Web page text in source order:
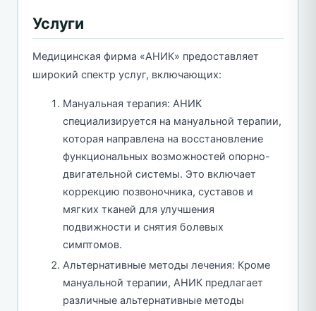
Услуги
Медицинская фирма «АНИК» предоставляет
широкий спектр услуг, включающих:
Мануальная терапия: АНИК
специализируется на мануальной терапии,
которая направлена на восстановление
функциональных возможностей опорно-
двигательной системы. Это включает
коррекцию позвоночника, суставов и
мягких тканей для улучшения
подвижности и снятия болевых
симптомов.
Альтернативные методы лечения: Кроме
мануальной терапии, АНИК предлагает
различные альтернативные методы